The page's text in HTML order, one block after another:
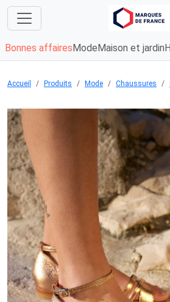
Bonnes affaires Mode Maison et jardin
Accueil Produits Mode Chaussures